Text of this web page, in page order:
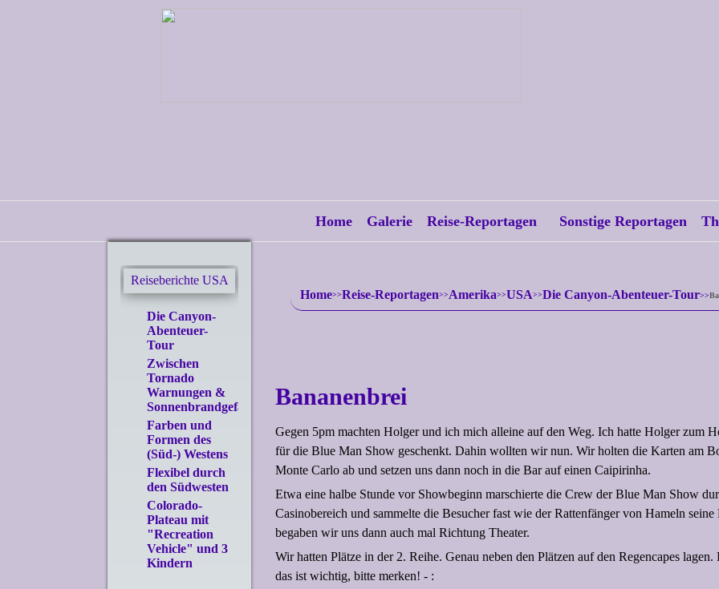
Home Galerie Reise-Reportagen Sonstige Reportagen
Reiseberichte USA
Die Canyon-
Abenteuer-
Tour
Zwischen
Tornado
Warnungen &
Sonnenbrandgefahr
Farben und
Formen des
(Süd-) Westens
Flexibel durch
den Südwesten
Colorado-
Plateau mit
"Recreation
Vehicle" und 3
Kindern
Home Reise-Reportagen Amerika USA Die Canyon-Abenteuer-Tour
Bananenbrei
Gegen 5pm machten Holger und ich mich alleine auf den Weg. Ich hatte Holger zum
für die Blue Man Show geschenkt. Dahin wollten wir nun. Wir holten die Karten am
Monte Carlo ab und setzen uns dann noch in die Bar auf einen Caipirinha.
Etwa eine halbe Stunde vor Showbeginn marschierte die Crew der Blue Man Show
Casinobereich und sammelte die Besucher fast wie der Rattenfänger von Hameln seine
begaben wir uns dann auch mal Richtung Theater.
Wir hatten Plätze in der 2. Reihe. Genau neben den Plätzen auf den Regencapes lagen.
das ist wichtig, bitte merken! - :